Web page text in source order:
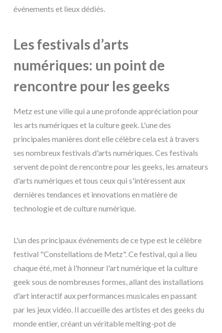
événements et lieux dédiés.
Les festivals d’arts
numériques: un point de
rencontre pour les geeks
Metz est une ville qui a une profonde appréciation pour
les arts numériques et la culture geek. L'une des
principales manières dont elle célèbre cela est à travers
ses nombreux festivals d'arts numériques. Ces festivals
servent de point de rencontre pour les geeks, les amateurs
d'arts numériques et tous ceux qui s'intéressent aux
dernières tendances et innovations en matière de
technologie et de culture numérique.
L'un des principaux événements de ce type est le célèbre
festival "Constellations de Metz". Ce festival, qui a lieu
chaque été, met à l'honneur l'art numérique et la culture
geek sous de nombreuses formes, allant des installations
d'art interactif aux performances musicales en passant
par les jeux vidéo. Il accueille des artistes et des geeks du
monde entier, créant un véritable melting-pot de